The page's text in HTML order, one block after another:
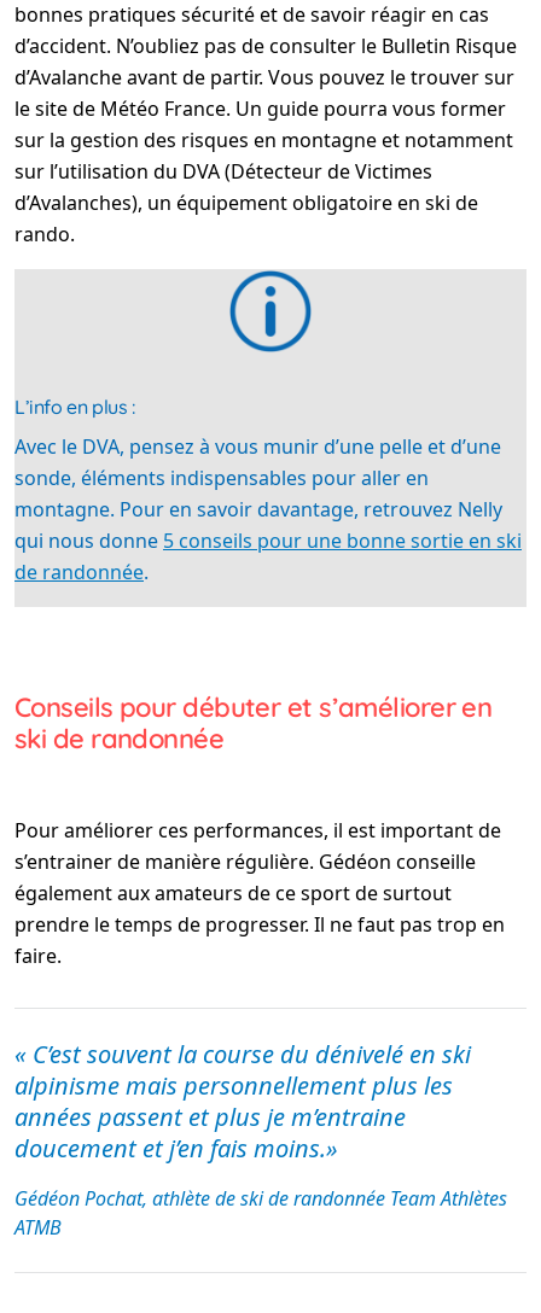
bonnes pratiques sécurité et de savoir réagir en cas
d’accident. N’oubliez pas de consulter le Bulletin Risque
d’Avalanche avant de partir. Vous pouvez le trouver sur
le site de Météo France. Un guide pourra vous former
sur la gestion des risques en montagne et notamment
sur l’utilisation du DVA (Détecteur de Victimes
d’Avalanches), un équipement obligatoire en ski de
rando.
L’info en plus :
Avec le DVA, pensez à vous munir d’une pelle et d’une
sonde, éléments indispensables pour aller en
montagne. Pour en savoir davantage, retrouvez Nelly
qui nous donne 5 conseils pour une bonne sortie en ski
de randonnée.
Conseils pour débuter et s’améliorer en
ski de randonnée
Pour améliorer ces performances, il est important de
s’entrainer de manière régulière. Gédéon conseille
également aux amateurs de ce sport de surtout
prendre le temps de progresser. Il ne faut pas trop en
faire.
« C’est souvent la course du dénivelé en ski
alpinisme mais personnellement plus les
années passent et plus je m’entraine
doucement et j’en fais moins.»
Gédéon Pochat, athlète de ski de randonnée Team Athlètes
ATMB